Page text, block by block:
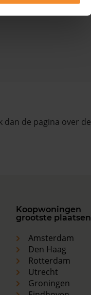
dan de pagina over de
Koopwoningen
grootste plaatsen
Amsterdam
Den Haag
Rotterdam
Utrecht
Groningen